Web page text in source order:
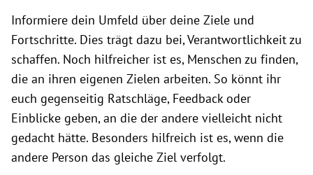
Informiere dein Umfeld über deine Ziele und
Fortschritte. Dies trägt dazu bei, Verantwortlichkeit zu
schaffen. Noch hilfreicher ist es, Menschen zu finden,
die an ihren eigenen Zielen arbeiten. So könnt ihr
euch gegenseitig Ratschläge, Feedback oder
Einblicke geben, an die der andere vielleicht nicht
gedacht hätte. Besonders hilfreich ist es, wenn die
andere Person das gleiche Ziel verfolgt.